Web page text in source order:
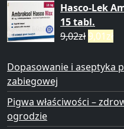
Hasco-Lek
15 tabl.
9,02zł 9,01zł
Dopasowanie i aseptyka
zabiegowej
Pigwa właściwości –
ogrodzie